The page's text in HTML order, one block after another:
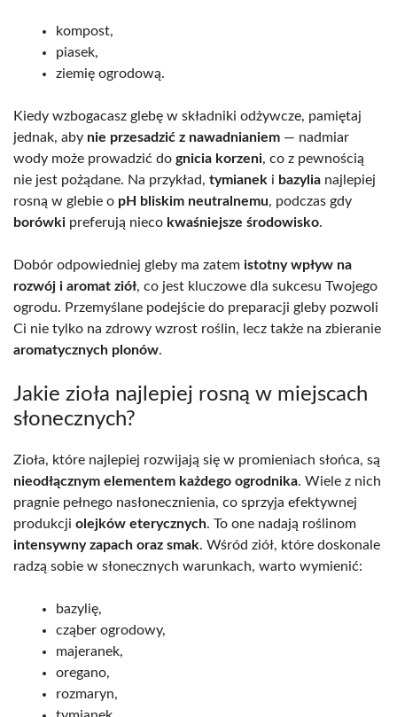
kompost,
piasek,
ziemię ogrodową.
Kiedy wzbogacasz glebę w składniki odżywcze, pamiętaj
jednak, aby nie przesadzić z nawadnianiem — nadmiar
wody może prowadzić do gnicia korzeni, co z pewnością
nie jest pożądane. Na przykład, tymianek i bazylia najlepiej
rosną w glebie o pH bliskim neutralnemu, podczas gdy
borówki preferują nieco kwaśniejsze środowisko.
Dobór odpowiedniej gleby ma zatem istotny wpływ na
rozwój i aromat ziół, co jest kluczowe dla sukcesu Twojego
ogrodu. Przemyślane podejście do preparacji gleby pozwoli
Ci nie tylko na zdrowy wzrost roślin, lecz także na zbieranie
aromatycznych plonów.
Jakie zioła najlepiej rosną w miejscach
słonecznych?
Zioła, które najlepiej rozwijają się w promieniach słońca, są
nieodłącznym elementem każdego ogrodnika. Wiele z nich
pragnie pełnego nasłonecznienia, co sprzyja efektywnej
produkcji olejków eterycznych. To one nadają roślinom
intensywny zapach oraz smak. Wśród ziół, które doskonale
radzą sobie w słonecznych warunkach, warto wymienić:
bazylię,
cząber ogrodowy,
majeranek,
oregano,
rozmaryn,